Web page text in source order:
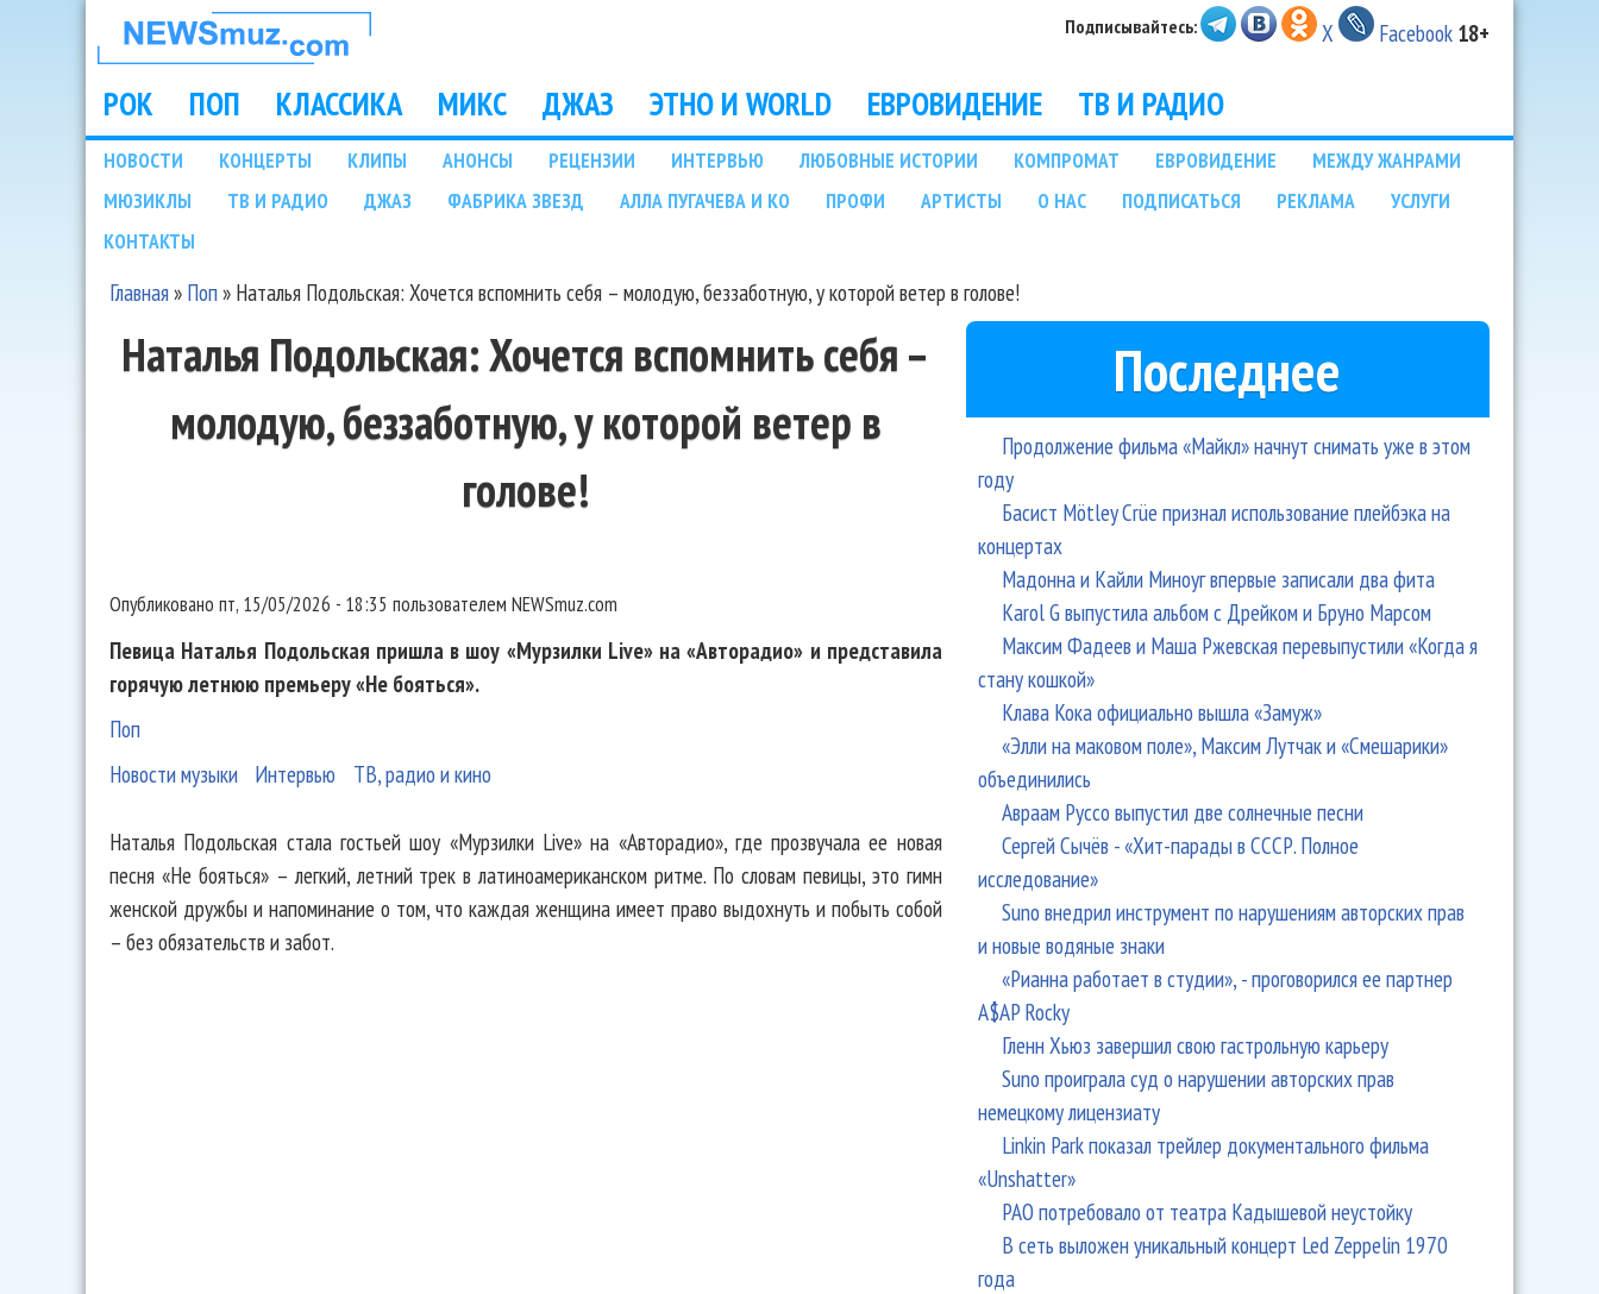
НОВОСТИ
МУЗЫКИ И
ШОУ БИЗНЕСА
NEWSMUZ.COM
Подписывайтесь: X Facebook 18+
Main menu
РОК ПОП КЛАССИКА МИКС ДЖАЗ ЭТНО И WORLD ЕВРОВИДЕНИЕ ТВ И РАДИО
Подразделы
НОВОСТИ КОНЦЕРТЫ КЛИПЫ АНОНСЫ РЕЦЕНЗИИ ИНТЕРВЬЮ ЛЮБОВНЫЕ ИСТОРИИ КОМПРОМАТ ЕВРОВИДЕНИЕ
МЕЖДУ ЖАНРАМИ
МЮЗИКЛЫ
ТВ И РАДИО ДЖАЗ ФАБРИКА ЗВЕЗД АЛЛА ПУГАЧЕВА И КО ПРОФИ АРТИСТЫ О НАС ПОДПИСАТЬСЯ РЕКЛАМА
УСЛУГИ
КОНТАКТЫ
Главная» Поп» Наталья Подольская: Хочется вспомнить себя – молодую, беззаботную, у которой ветер в голове!
Наталья Подольская: Хочется вспомнить себя –
молодую, беззаботную, у которой ветер в
голове!
Опубликовано пт, 15/05/2026 - 18:35 пользователем NEWSmuz.com
Певица Наталья Подольская пришла в шоу «Мурзилки Live» на «Авторадио» и представила
горячую летнюю премьеру «Не бояться».
Поп
Новости музыки Интервью ТВ, радио и кино
Наталья Подольская стала гостьей шоу «Мурзилки Live» на «Авторадио», где прозвучала ее новая
песня «Не бояться» – легкий, летний трек в латиноамериканском ритме. По словам певицы, это гимн
женской дружбы и напоминание о том, что каждая женщина имеет право выдохнуть и побыть собой
– без обязательств и забот.
Последнее
Продолжение фильма «Майкл» начнут снимать уже в этом
году
Басист Mötley Crüe признал использование плейбэка на
концертах
Мадонна и Кайли Миноуг впервые записали два фита
Karol G выпустила альбом с Дрейком и Бруно Марсом
Максим Фадеев и Маша Ржевская перевыпустили «Когда я
стану кошкой»
Клава Кока официально вышла «Замуж»
«Элли на маковом поле», Максим Лутчак и «Смешарики»
объединились
Авраам Руссо выпустил две солнечные песни
Сергей Сычёв - «Хит-парады в СССР. Полное
исследование»
Suno внедрил инструмент по нарушениям авторских прав
и новые водяные знаки
«Рианна работает в студии», - проговорился ее партнер
A$AP Rocky
Гленн Хьюз завершил свою гастрольную карьеру
Suno проиграла суд о нарушении авторских прав
немецкому лицензиату
Linkin Park показал трейлер документального фильма
«Unshatter»
РАО потребовало от театра Кадышевой неустойку
В сеть выложен уникальный концерт Led Zeppelin 1970
года